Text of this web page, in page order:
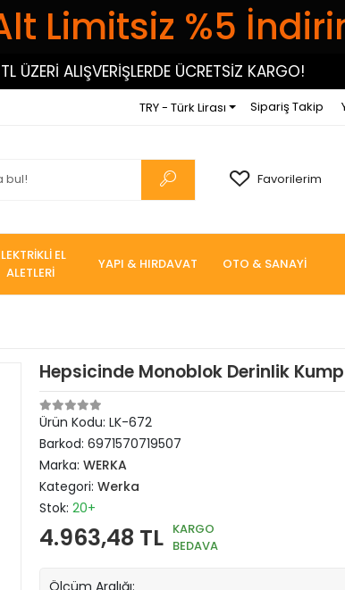
Limitsiz %5
ALIŞVERİŞLERDE ÜCRETSİZ KARGO!
TRY - Türk Lirası Sipariş Takip
Favorilerim
EL
ALETLERİ
YAPI & HIRDAVAT OTO & SANAYİ
Hepsicinde Monoblok Derinlik
Ürün Kodu: LK-672
Barkod: 6971570719507
Marka: WERKA
Kategori: Werka
Stok: 20+
4.963,48 TL KARGO
BEDAVA
Ölçüm Aralığı: